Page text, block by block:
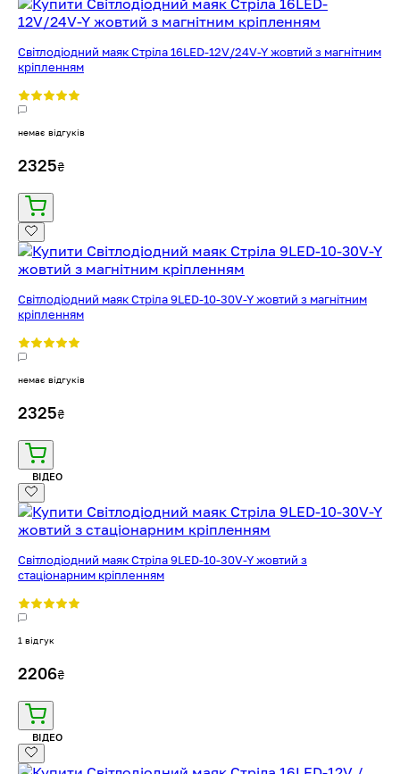
Світлодіодний маяк Стріла 16LED-12V/24V-Y жовтий з магнітним
кріпленням
немає відгуків
2325₴
Світлодіодний маяк Стріла 9LED-10-30V-Y жовтий з магнітним
кріпленням
немає відгуків
2325₴
ВІДЕО
Світлодіодний маяк Стріла 9LED-10-30V-Y жовтий з
стаціонарним кріпленням
1 відгук
2206₴
ВІДЕО